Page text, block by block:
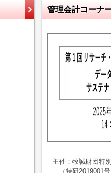
管理会計コーナ
主催：牧誠財団特
（特研2019001